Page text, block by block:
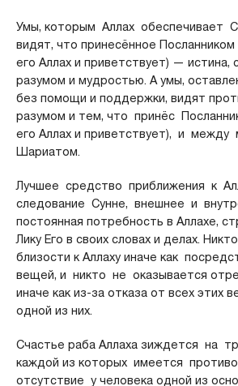
Умы, которым Аллах обеспечивает
видят, что принесённое Посланником
его Аллах и приветствует) — истина,
разумом и мудростью. А умы,
без помощи и поддержки, видят
разумом и тем, что принёс
его Аллах и приветствует), и между
Шариатом.
Лучшее средство приближения к
следование Сунне, внешнее и
постоянная потребность в Аллахе,
Лику Его в своих словах и делах.
близости к Аллаху иначе как
вещей, и никто не оказывается
иначе как из-за отказа от всех этих
одной из них.
Счастье раба Аллаха зиждется на
каждой из которых имеется
отсутствие у человека одной из